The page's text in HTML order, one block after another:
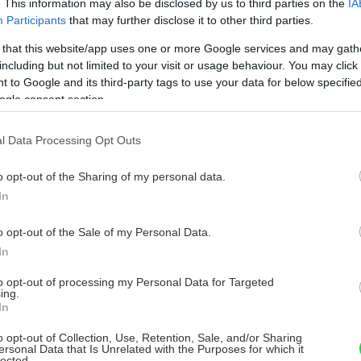
This information may also be disclosed by us to third parties on the
Participants that may further disclose it to other third parties.
that this website/app uses one or more Google services and may
but not limited to your visit or usage behaviour. You may
to Google and its third-party tags to use your data for below
consent section.
Data Processing Opt Outs
opt-out of the Sharing of my personal data.
opt-out of the Sale of my Personal Data.
opt-out of processing my Personal Data for Targeted
opt-out of Collection, Use, Retention, Sale, and/or Sharing
Data that Is Unrelated with the Purposes for which it
praktickom balení. Na tehly sa nanáša
tepelnotechnické či akustické
tenkovrstvovej malty. V bežných
spoje plnú pevnosť do 7 dní. Navyše,
viacerí majstri na niekoľkých miestach
Ak sa celý obsah neminie, stačí
pokračovať.